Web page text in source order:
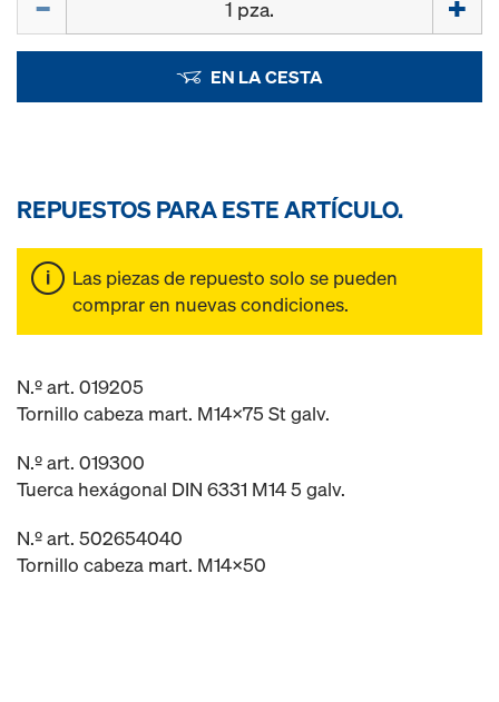
EN LA CESTA
REPUESTOS PARA ESTE ARTÍCULO.
Las piezas de repuesto solo se pueden
comprar en nuevas condiciones.
N.º art. 019205
Tornillo cabeza mart. M14x75 St galv.
N.º art. 019300
Tuerca hexágonal DIN 6331 M14 5 galv.
N.º art. 502654040
Tornillo cabeza mart. M14x50